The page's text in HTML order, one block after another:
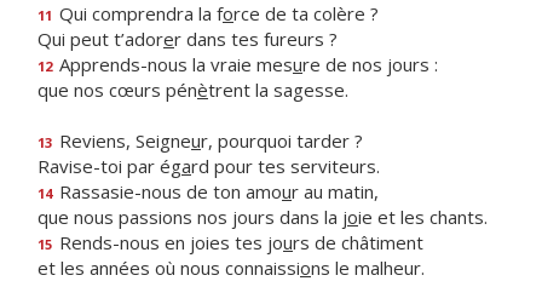
11 Qui comprendra la force de ta colère ?
Qui peut t’adorer dans tes fureurs ?
12 Apprends-nous la vraie mesure de nos jours :
que nos cœurs pénètrent la sagesse.
13 Reviens, Seigneur, pourquoi tarder ?
Ravise-toi par égard pour tes serviteurs.
14 Rassasie-nous de ton amour au matin,
que nous passions nos jours dans la joie et les chants.
15 Rends-nous en joies tes jours de châtiment
et les années où nous connaissions le malheur.